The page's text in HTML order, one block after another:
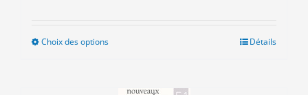
Choix des optionsCe
plusieurs
Détails